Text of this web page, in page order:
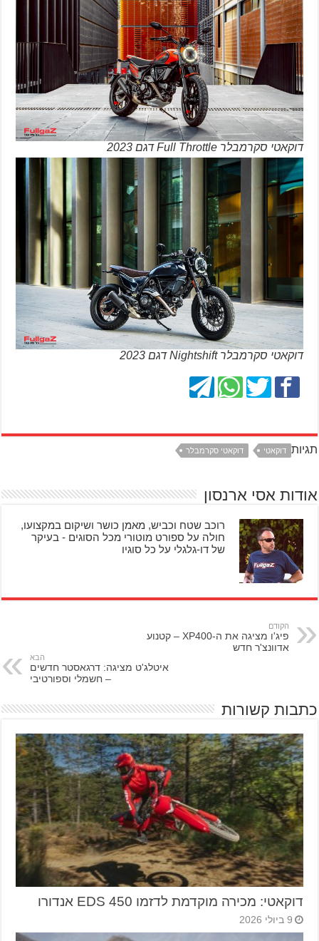
דוקאטי סקרמבלר Full Throttle דגם 2023
דוקאטי סקרמבלר Nightshift דגם 2023
תגיות דוקאטי דוקאטי סקרמבלר
אודות אסי ארנסון
רוכב שטח וכביש, מאמן כושר ושיקום במקצועו,
חולה על ספורט מוטורי מכל הסוגים - בעיקר
של דו-גלגלי על כל סוגיו
הקודם
פיג'ו מציגה את ה-XP400 – קטנוע
אדוונצ'ר חדש
הבא
איטלג'ט מציגה: דרגאסטר חדשים
– חשמלי וספורטיבי
כתבות קשורות
דוקאטי: מכירה מוקדמת לדזמו 450 EDS אנדורו
9 ביולי 2026